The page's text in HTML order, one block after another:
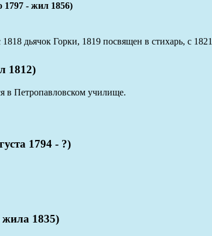
- жил 1856)
дьячок Горки, 1819 посвящен в стихарь, с
1812)
в Петропавловском училище.
1794 - ?)
1835)